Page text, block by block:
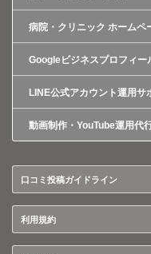
病院・クリニック ホームペ
Googleビジネスプロフィー
LINE公式アカウント運用サ
動画制作・YouTube運用代
口コミ投稿ガイドライン
利用規約